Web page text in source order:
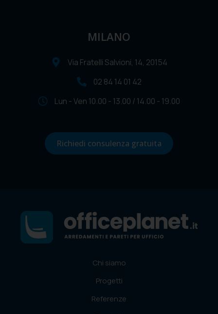
MILANO
Via Fratelli Salvioni, 14, 20154
02 84 14 01 42
Lun - Ven 10.00 - 13.00 / 14.00 - 19.00
Richiedi consulenza gratuita
Chi siamo
Progetti
Referenze